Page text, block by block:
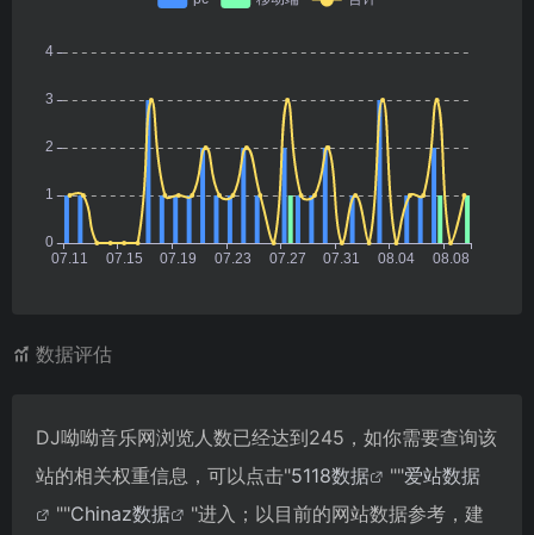
数据评估
DJ呦呦音乐网浏览人数已经达到245，如你需要查询该
站的相关权重信息，可以点击"5118数据 ""爱站数据
""Chinaz数据
"进入；以目前的网站数据参考，建